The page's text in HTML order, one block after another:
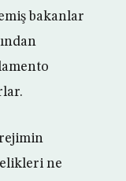
bakanlar
ne